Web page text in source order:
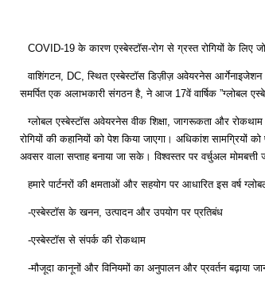
COVID-19 के कारण एस्बेस्टॉस-रोग से ग्रस्त रोगियों के लिए
वाशिंगटन, DC, स्थित एस्बेस्टॉस डिज़ीज़ अवेयरनेस
समर्पित एक अलाभकारी संगठन है, ने आज 17वें वार्षिक ”ग्लोबल
ग्लोबल एस्बेस्टॉस अवेयरनेस वीक शिक्षा, जागरूकता और
रोगियों की कहानियों को पेश किया जाएगा। अधिकांश सामग्रियों
अवसर वाला सप्ताह बनाया जा सके। विश्वस्तर पर वर्चुअल
हमारे पार्टनरों की क्षमताओं और सहयोग पर आधारित इस वर्ष
-एस्बेस्टॉस के खनन, उत्पादन और उपयोग पर प्रतिबंध
-एस्बेस्टॉस से संपर्क की रोकथाम
-मौजूदा कानूनों और विनियमों का अनुपालन और प्रवर्तन बढ़ाया